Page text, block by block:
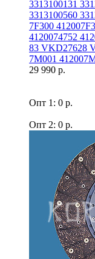
3313100131
3313100560
7F300
4120074752
83 VKD27628
7M001
29 990 р.
Опт 1: 0 р.
Опт 2: 0 р.